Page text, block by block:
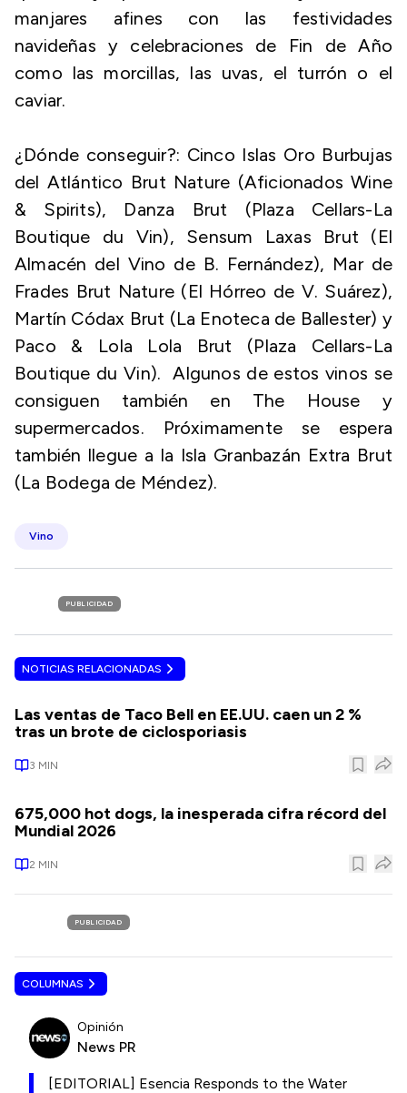
manjares afines con las festividades
navideñas y celebraciones de Fin de Año
como las morcillas, las uvas, el turrón o el
caviar.
¿Dónde conseguir?: Cinco Islas Oro Burbujas
del Atlántico Brut Nature (Aficionados Wine
& Spirits), Danza Brut (Plaza Cellars-La
Boutique du Vin), Sensum Laxas Brut (El
Almacén del Vino de B. Fernández), Mar de
Frades Brut Nature (El Hórreo de V. Suárez),
Martín Códax Brut (La Enoteca de Ballester) y
Paco & Lola Lola Brut (Plaza Cellars-La
Boutique du Vin). Algunos de estos vinos se
consiguen también en The House y
supermercados. Próximamente se espera
también llegue a la Isla Granbazán Extra Brut
(La Bodega de Méndez).
Vino
PUBLICIDAD
NOTICIAS RELACIONADAS
Las ventas de Taco Bell en EE.UU. caen un 2 %
tras un brote de ciclosporiasis
3 MIN
675,000 hot dogs, la inesperada cifra récord del
Mundial 2026
2 MIN
PUBLICIDAD
COLUMNAS
Opinión
News PR
[EDITORIAL] Esencia Responds to the Water